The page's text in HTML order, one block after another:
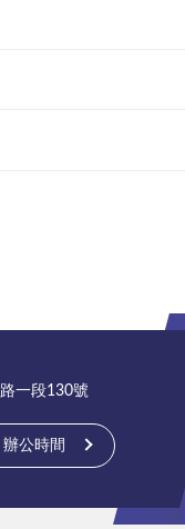
一段130號
辦公時間